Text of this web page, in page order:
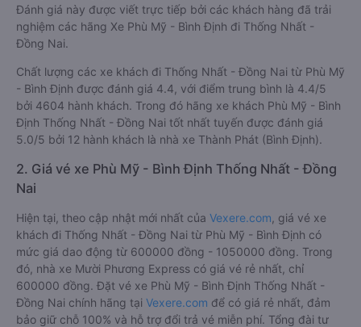
Đánh giá này được viết trực tiếp bởi các khách hàng đã trải
nghiệm các hãng Xe Phù Mỹ - Bình Định đi Thống Nhất -
Đồng Nai.
Chất lượng các xe khách đi Thống Nhất - Đồng Nai từ Phù Mỹ
- Bình Định được đánh giá 4.4, với điểm trung bình là 4.4/5
bởi 4604 hành khách. Trong đó hãng xe khách Phù Mỹ - Bình
Định Thống Nhất - Đồng Nai tốt nhất tuyến được đánh giá
5.0/5 bởi 12 hành khách là nhà xe Thành Phát (Bình Định).
2. Giá vé xe Phù Mỹ - Bình Định Thống Nhất - Đồng
Nai
Hiện tại, theo cập nhật mới nhất của Vexere.com , giá vé xe
khách đi Thống Nhất - Đồng Nai từ Phù Mỹ - Bình Định có
mức giá dao động từ 600000 đồng - 1050000 đồng. Trong
đó, nhà xe Mười Phương Express có giá vé rẻ nhất, chỉ
600000 đồng. Đặt vé xe Phù Mỹ - Bình Định Thống Nhất -
Đồng Nai chính hãng tại Vexere.com để có giá rẻ nhất, đảm
bảo giữ chỗ 100% và hỗ trợ đổi trả vé miễn phí. Tổng đài tư